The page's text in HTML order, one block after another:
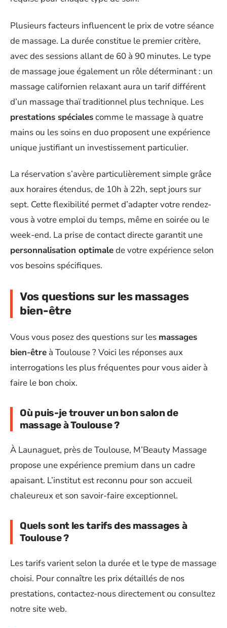
Plusieurs facteurs influencent le prix de votre séance
de massage. La durée constitue le premier critère,
avec des sessions allant de 60 à 90 minutes. Le type
de massage joue également un rôle déterminant : un
massage californien relaxant aura un tarif différent
d’un massage thaï traditionnel plus technique. Les
prestations spécialescomme le massage à quatre
mains ou les soins en duo proposent une expérience
unique justifiant un investissement particulier.
La réservation s’avère particulièrement simple grâce
aux horaires étendus, de 10h à 22h, sept jours sur
sept. Cette flexibilité permet d’adapter votre rendez-
vous à votre emploi du temps, même en soirée ou le
week-end. La prise de contact directe garantit une
personnalisation optimalede votre expérience selon
vos besoins spécifiques.
Vos questions sur les massages
bien-être
Vous vous posez des questions sur les massages
bien-être à Toulouse ? Voici les réponses aux
interrogations les plus fréquentes pour vous aider à
faire le bon choix.
Où puis-je trouver un bon salon de
massage à Toulouse ?
À Launaguet, près de Toulouse, M’Beauty Massage
propose une expérience premium dans un cadre
apaisant. L’institut est reconnu pour son accueil
chaleureux et son savoir-faire exceptionnel.
Quels sont les tarifs des massages à
Toulouse ?
Les tarifs varient selon la durée et le type de massage
choisi. Pour connaître les prix détaillés de nos
prestations, contactez-nous directement ou consultez
notre site web.